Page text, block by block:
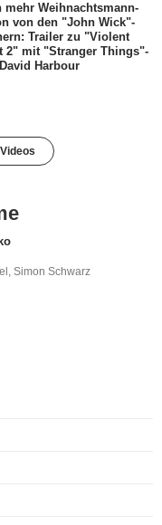
mehr Weihnachtsmann-
von den "John Wick"-
Trailer zu "Violent
2" mit "Stranger Things"-
Harbour
Simon Schwarz